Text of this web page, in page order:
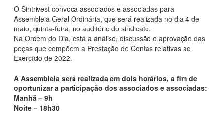
O Sintrivest convoca associados e associadas para
Assembleia Geral Ordinária, que será realizada no dia 4 de
maio, quinta-feira, no auditório do sindicato.
Na Ordem do Dia, está a análise, discussão e aprovação das
peças que compõem a Prestação de Contas relativas ao
Exercício de 2022.
A Assembleia será realizada em dois horários, a fim de
oportunizar a participação dos associados e associadas:
Manhã – 9h
Noite – 18h30